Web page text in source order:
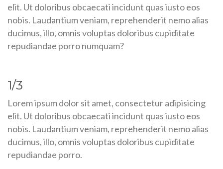
elit. Ut doloribus obcaecati incidunt quas iusto eos
nobis. Laudantium veniam, reprehenderit nemo alias
ducimus, illo, omnis voluptas doloribus cupiditate
repudiandae porro numquam?
1/3
Lorem ipsum dolor sit amet, consectetur adipisicing
elit. Ut doloribus obcaecati incidunt quas iusto eos
nobis. Laudantium veniam, reprehenderit nemo alias
ducimus, illo, omnis voluptas doloribus cupiditate
repudiandae porro.